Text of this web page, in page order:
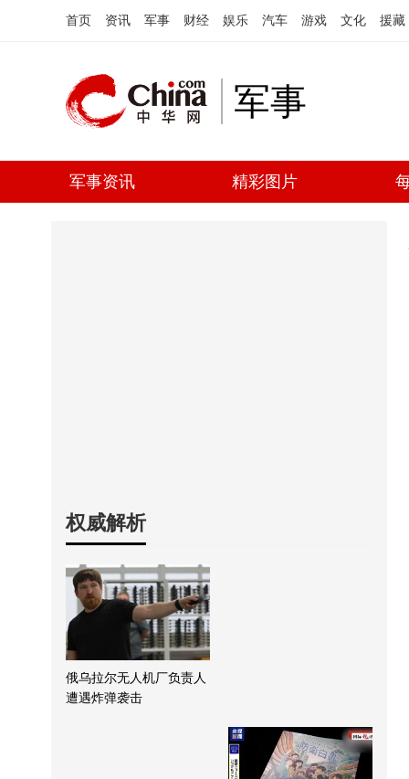
首页 资讯 军事 财经 娱乐 汽车 游戏 文化 援藏
军事
军事资讯 精彩图片
权威解析
俄乌拉尔无人机厂负责人
遭遇炸弹袭击